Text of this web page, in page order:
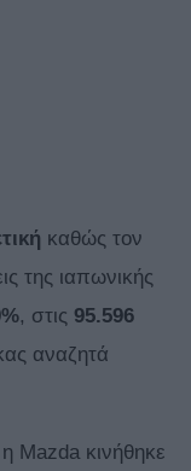
καθώς τον
της ιαπωνικής
, στις 95.596
αναζητά
Mazda κινήθηκε